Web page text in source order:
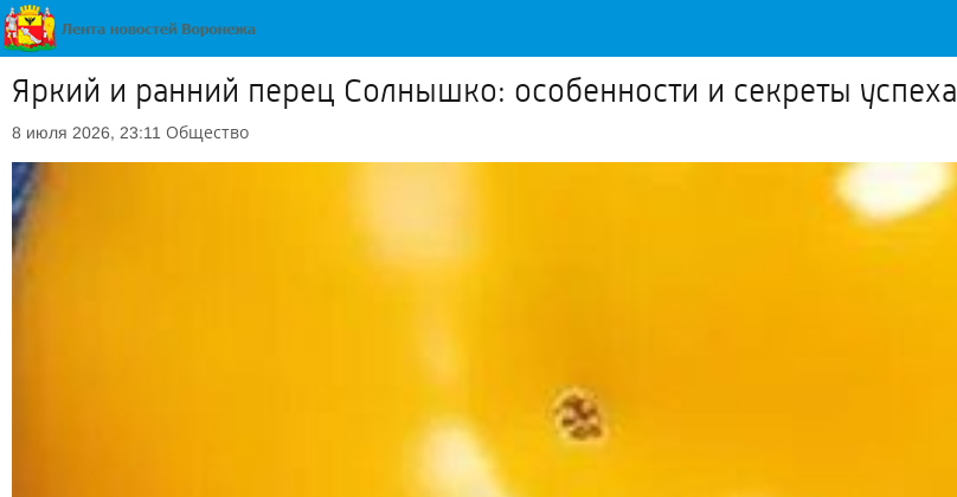
Яркий и ранний перец Солнышко: особенности и секреты успеха
8 июля 2026, 23:11 Общество